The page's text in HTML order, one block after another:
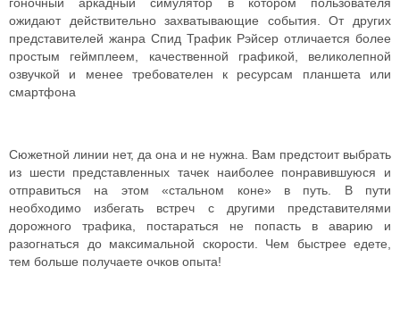
ожидают действительно захватывающие события. От других
представителей жанра Спид Трафик Рэйсер отличается более
простым геймплеем, качественной графикой, великолепной
озвучкой и менее требователен к ресурсам планшета или
смартфона
Сюжетной линии нет, да она и не нужна. Вам предстоит выбрать
из шести представленных тачек наиболее понравившуюся и
отправиться на этом «стальном коне» в путь. В пути
необходимо избегать встреч с другими представителями
дорожного трафика, постараться не попасть в аварию и
разогнаться до максимальной скорости. Чем быстрее едете,
тем больше получаете очков опыта!